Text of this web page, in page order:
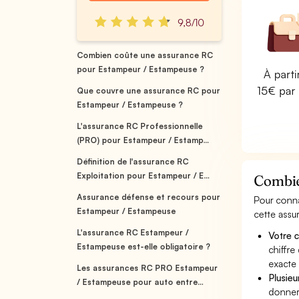
9,8/10
Combien coûte une assurance RC
pour Estampeur / Estampeuse ?
Que couvre une assurance RC pour
Estampeur / Estampeuse ?
L'assurance RC Professionnelle
(PRO) pour Estampeur / Estamp...
Définition de l'assurance RC
Exploitation pour Estampeur / E...
Assurance défense et recours pour
Estampeur / Estampeuse
L'assurance RC Estampeur /
Estampeuse est-elle obligatoire ?
Les assurances RC PRO Estampeur
/ Estampeuse pour auto entre...
À
15€ par
Pour
cette
Votre
chiffre
exacte